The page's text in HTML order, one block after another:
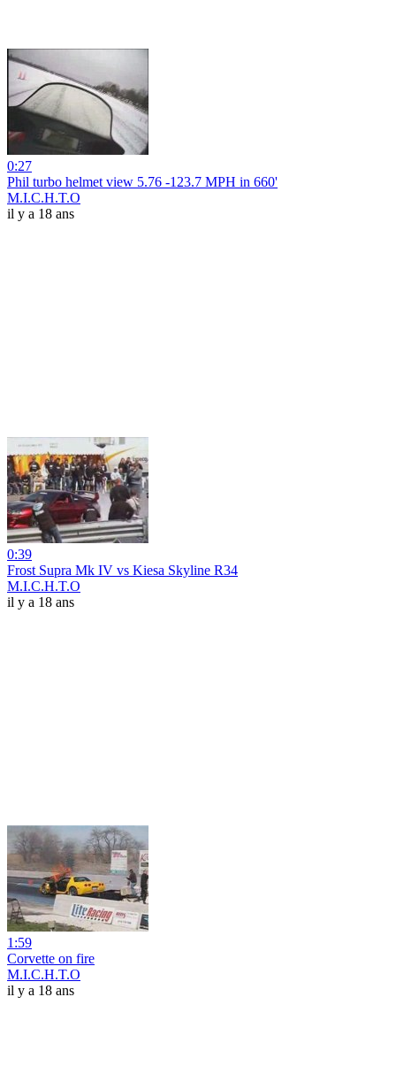
0:27
Phil turbo helmet view 5.76 -123.7 MPH in 660'
M.I.C.H.T.O
il y a 18 ans
0:39
Frost Supra Mk IV vs Kiesa Skyline R34
M.I.C.H.T.O
il y a 18 ans
1:59
Corvette on fire
M.I.C.H.T.O
il y a 18 ans